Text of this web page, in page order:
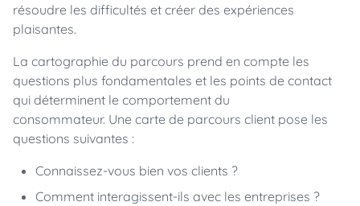
résoudre les difficultés et créer des expériences
plaisantes.
La cartographie du parcours prend en compte les
questions plus fondamentales et les points de contact
qui déterminent le comportement du
consommateur. Une carte de parcours client pose les
questions suivantes :
Connaissez-vous bien vos clients ?
Comment interagissent-ils avec les entreprises ?